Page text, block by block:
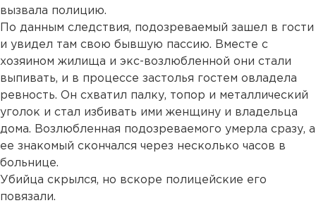
вызвала полицию.
По данным следствия, подозреваемый зашел в гости
и увидел там свою бывшую пассию. Вместе с
хозяином жилища и экс-возлюбленной они стали
выпивать, и в процессе застолья гостем овладела
ревность. Он схватил палку, топор и металлический
уголок и стал избивать ими женщину и владельца
дома. Возлюбленная подозреваемого умерла сразу, а
ее знакомый скончался через несколько часов в
больнице.
Убийца скрылся, но вскоре полицейские его
повязали.